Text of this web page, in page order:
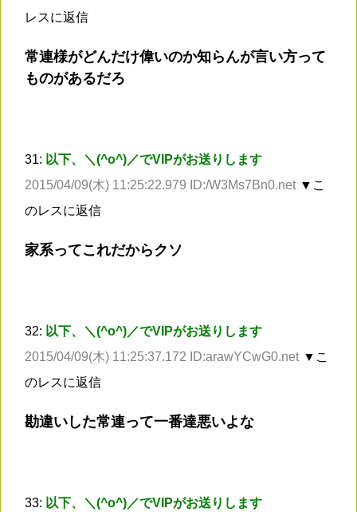
レスに返信
常連様がどんだけ偉いのか知らんが言い方って
ものがあるだろ
31: 以下、＼(^o^)／でVIPがお送りします
2015/04/09(木) 11:25:22.979 ID:/W3Ms7Bn0.net ▼こ
のレスに返信
家系ってこれだからクソ
32: 以下、＼(^o^)／でVIPがお送りします
2015/04/09(木) 11:25:37.172 ID:arawYCwG0.net ▼こ
のレスに返信
勘違いした常連って一番達悪いよな
33: 以下、＼(^o^)／でVIPがお送りします